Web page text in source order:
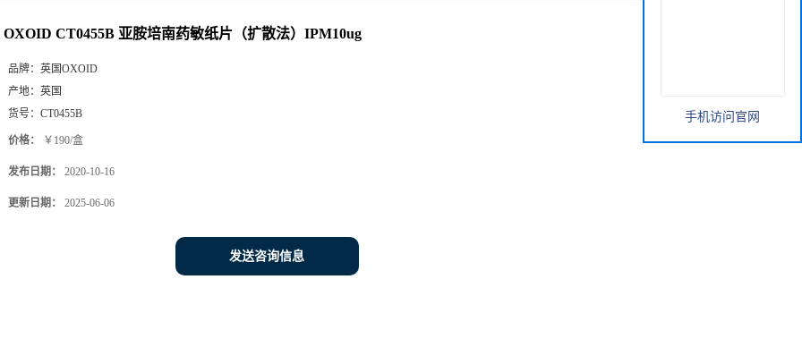
OXOID CT0455B 亚胺培南药敏纸片（扩散法）IPM10ug
品牌： 英国OXOID
产地： 英国
货号： CT0455B
价格： ￥190/盒
发布日期： 2020-10-16
更新日期： 2025-06-06
发送咨询信息
手机访问官网